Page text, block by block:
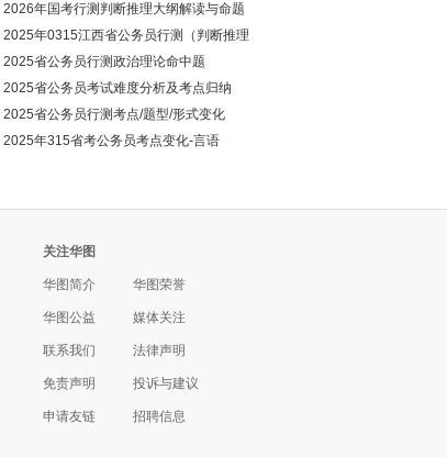
2026年国考行测判断推理大纲解读与命题
2025年0315江西省公务员行测（判断推理
2025省公务员行测政治理论命中题
2025省公务员考试难度分析及考点归纳
2025省公务员行测考点/题型/形式变化
2025年315省考公务员考点变化-言语
关注华图
华图简介 华图荣誉
华图公益 媒体关注
联系我们 法律声明
免责声明 投诉与建议
申请友链 招聘信息